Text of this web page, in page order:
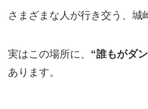
さまざまな人が行き交う、城
実はこの場所に、 “誰もがダ
あります。